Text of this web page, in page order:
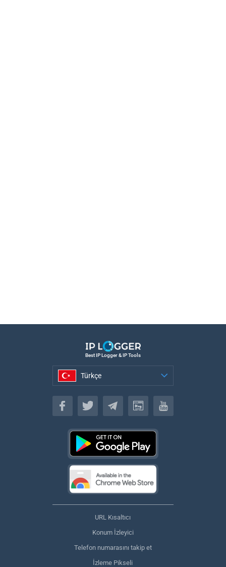
Best IP Logger & IP Tools
Türkçe
Türkçe
URL Kısaltıcı
Konum İzleyici
Telefon numarasını takip et
İzleme Pikseli